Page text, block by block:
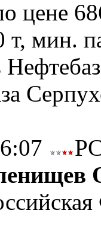
цене
т, мин.